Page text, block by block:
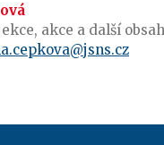
akce a další obsah